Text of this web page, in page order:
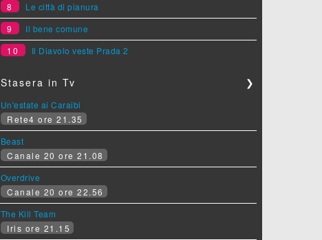
8
Le città di pianura
9
Il bene comune
10
Il Diavolo veste Prada 2
Stasera in Tv ❯
Un'estate ai Caraibi
Rete4 ore 21.35
Beast
Canale 20 ore 21.08
Overdrive
Canale 20 ore 22.56
The Kill Team
Iris ore 21.15